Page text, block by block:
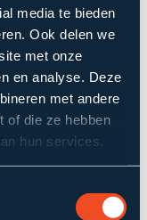
media te bieden
Ook delen we
met onze
en analyse. Deze
met andere
of die ze hebben
hun services.
in
krijgt
mee aan de
van